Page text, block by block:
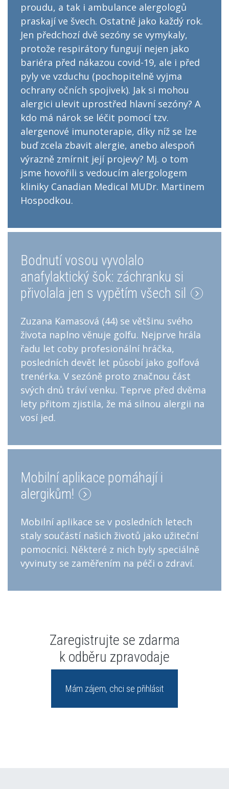
proudu, a tak i ambulance alergologů
praskají ve švech. Ostatně jako každý rok.
Jen předchozí dvě sezóny se vymykaly,
protože respirátory fungují nejen jako
bariéra před nákazou covid-19, ale i před
pyly ve vzduchu (pochopitelně vyjma
ochrany očních spojivek). Jak si mohou
alergici ulevit uprostřed hlavní sezóny? A
kdo má nárok se léčit pomocí tzv.
alergenové imunoterapie, díky níž se lze
buď zcela zbavit alergie, anebo alespoň
výrazně zmírnit její projevy? Mj. o tom
jsme hovořili s vedoucím alergologem
kliniky Canadian Medical MUDr. Martinem
Hospodkou.
Bodnutí vosou vyvolalo
anafylaktický šok: záchranku si
přivolala jen s vypětím všech sil
Zuzana Kamasová (44) se většinu svého
života naplno věnuje golfu. Nejprve hrála
řadu let coby profesionální hráčka,
posledních devět let působí jako golfová
trenérka. V sezóně proto značnou část
svých dnů tráví venku. Teprve před dvěma
lety přitom zjistila, že má silnou alergii na
vosí jed.
Mobilní aplikace pomáhají i
alergikům!
Mobilní aplikace se v posledních letech
staly součástí našich životů jako užiteční
pomocníci. Některé z nich byly speciálně
vyvinuty se zaměřením na péči o zdraví.
Zaregistrujte se zdarma
k odběru zpravodaje
Mám zájem, chci se přihlásit